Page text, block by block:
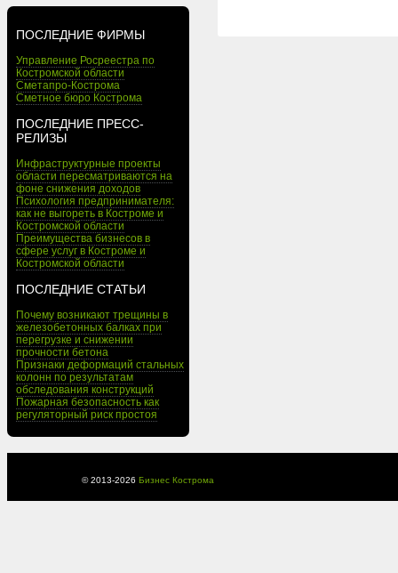
ПОСЛЕДНИЕ ФИРМЫ
Управление Росреестра по
Костромской области
Сметапро-Кострома
Сметное бюро Кострома
ПОСЛЕДНИЕ ПРЕСС-
РЕЛИЗЫ
Инфраструктурные проекты
области пересматриваются на
фоне снижения доходов
Психология предпринимателя:
как не выгореть в Костроме и
Костромской области
Преимущества бизнесов в
сфере услуг в Костроме и
Костромской области
ПОСЛЕДНИЕ СТАТЬИ
Почему возникают трещины в
железобетонных балках при
перегрузке и снижении
прочности бетона
Признаки деформаций стальных
колонн по результатам
обследования конструкций
Пожарная безопасность как
регуляторный риск простоя
© 2013-2026 Бизнес Кострома